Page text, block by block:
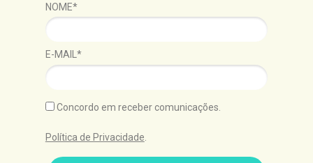
NOME*
E-MAIL*
Concordo em receber comunicações.
Política de Privacidade